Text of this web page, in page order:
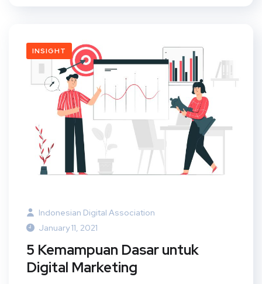
INSIGHT
Indonesian Digital Association
January 11, 2021
5 Kemampuan Dasar untuk
Digital Marketing